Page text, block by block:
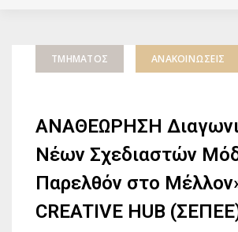
ΤΜΉΜΑΤΟΣ ΑΝΑΚΟΙΝΏΣΕΙΣ
ΑΝΑΘΕΩΡΗΣΗ
Νέων Σχεδιαστών
Παρελθόν στο
CREATIVE HUB